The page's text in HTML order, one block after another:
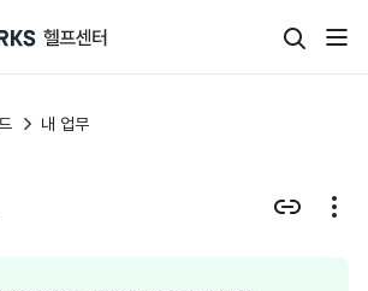
내 업무